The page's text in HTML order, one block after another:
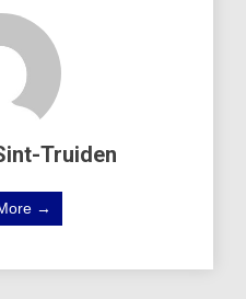
Truiden
→